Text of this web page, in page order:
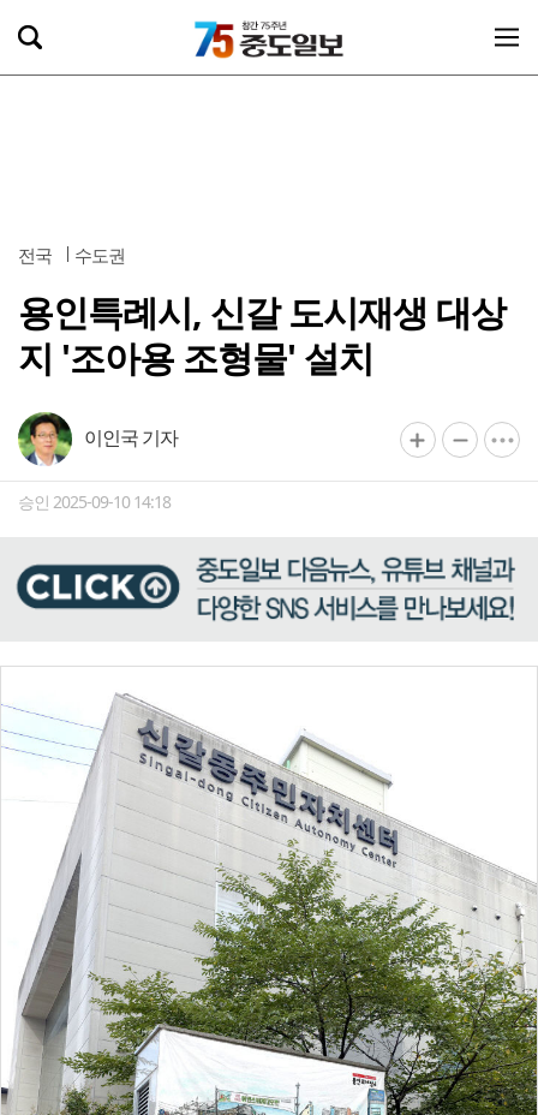
전국 수도권
용인특례시, 신갈 도시재생 대상
지 '조아용 조형물' 설치
이인국 기자
승인 2025-09-10 14:18